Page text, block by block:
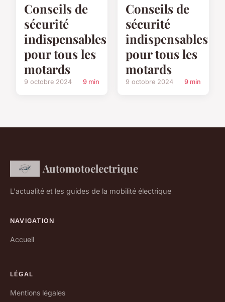
Conseils de
sécurité
indispensables
pour tous les
motards
9 octobre 2024 9 min
Conseils de
sécurité
indispensables
pour tous les
motards
9 octobre 2024 9 min
Automotoelectrique
L'actualité et les guides de la mobilité électrique
NAVIGATION
Accueil
LÉGAL
Mentions légales